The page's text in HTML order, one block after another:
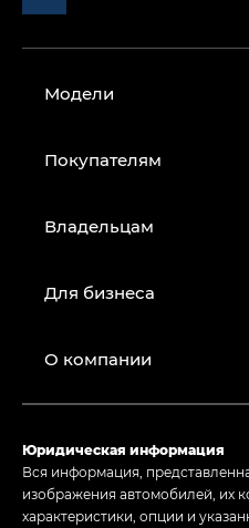
Модели
Покупателям
Владельцам
Для бизнеса
О компании
Юридическая информация
Вся информация,
изображения автомобилей, их
характеристики, опции и